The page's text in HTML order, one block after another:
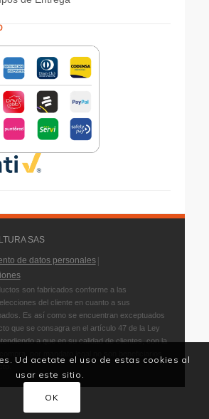
SAS
de datos personales|
son fabricados conforme a las
del cliente en cuanto a sus
Es así como se encuentran exceptuados
que se consagra en el artículo 47 de la Ley
a que en su calidad de clientes, con la
Ud acetate el uso de estas cookies al
usar este sitio.
OK